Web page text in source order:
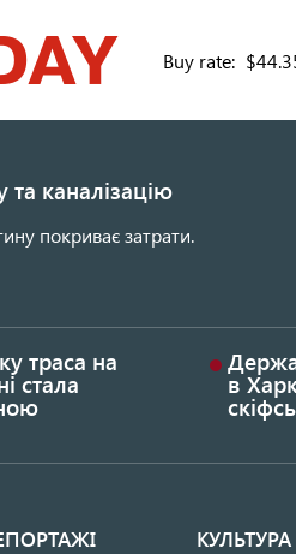
Buy rate:
та каналізацію
покриває затрати.
траса на
стала в
КУЛЬТУРА